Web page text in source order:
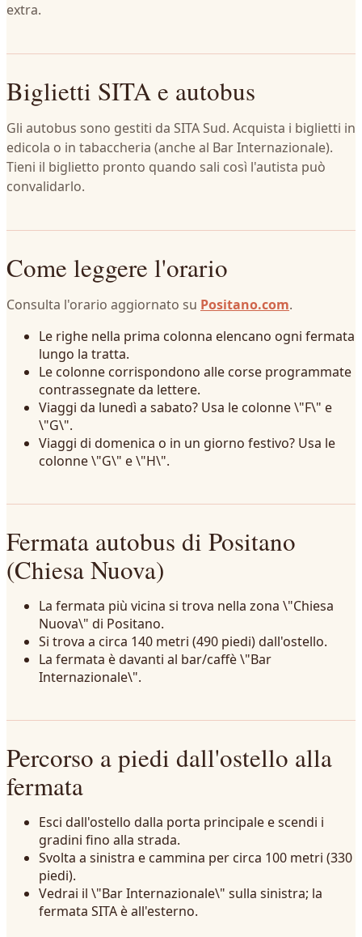
extra.
Biglietti SITA e autobus
Gli autobus sono gestiti da SITA Sud. Acquista i biglietti in
edicola o in tabaccheria (anche al Bar Internazionale).
Tieni il biglietto pronto quando sali così l'autista può
convalidarlo.
Come leggere l'orario
Consulta l'orario aggiornato su Positano.com.
Le righe nella prima colonna elencano ogni fermata
lungo la tratta.
Le colonne corrispondono alle corse programmate
contrassegnate da lettere.
Viaggi da lunedì a sabato? Usa le colonne \"F\" e
\"G\".
Viaggi di domenica o in un giorno festivo? Usa le
colonne \"G\" e \"H\".
Fermata autobus di Positano
(Chiesa Nuova)
La fermata più vicina si trova nella zona \"Chiesa
Nuova\" di Positano.
Si trova a circa 140 metri (490 piedi) dall'ostello.
La fermata è davanti al bar/caffè \"Bar
Internazionale\".
Percorso a piedi dall'ostello alla
fermata
Esci dall'ostello dalla porta principale e scendi i
gradini fino alla strada.
Svolta a sinistra e cammina per circa 100 metri (330
piedi).
Vedrai il \"Bar Internazionale\" sulla sinistra; la
fermata SITA è all'esterno.